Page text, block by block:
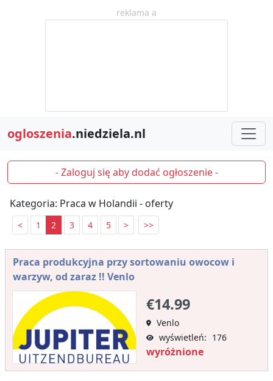
reklama a
ogloszenia.niedziela.nl
- Zaloguj się aby dodać ogłoszenie -
Kategoria: Praca w Holandii - oferty
< 1 2 3 4 5 > >>
Praca produkcyjna przy sortowaniu owocow i
warzyw, od zaraz !! Venlo
€14.99
Venlo
wyświetleń: 176
wyróżnione